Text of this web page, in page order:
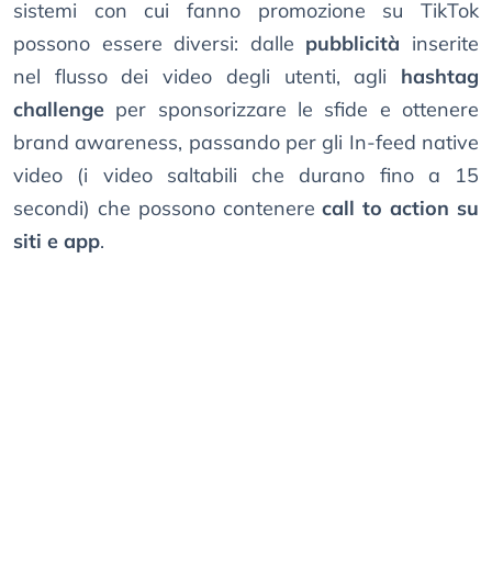
sistemi con cui fanno promozione su TikTok
possono essere diversi: dalle pubblicità inserite
nel flusso dei video degli utenti, agli hashtag
challenge per sponsorizzare le sfide e ottenere
brand awareness, passando per gli In-feed native
video (i video saltabili che durano fino a 15
secondi) che possono contenerecall to action su
siti e app.